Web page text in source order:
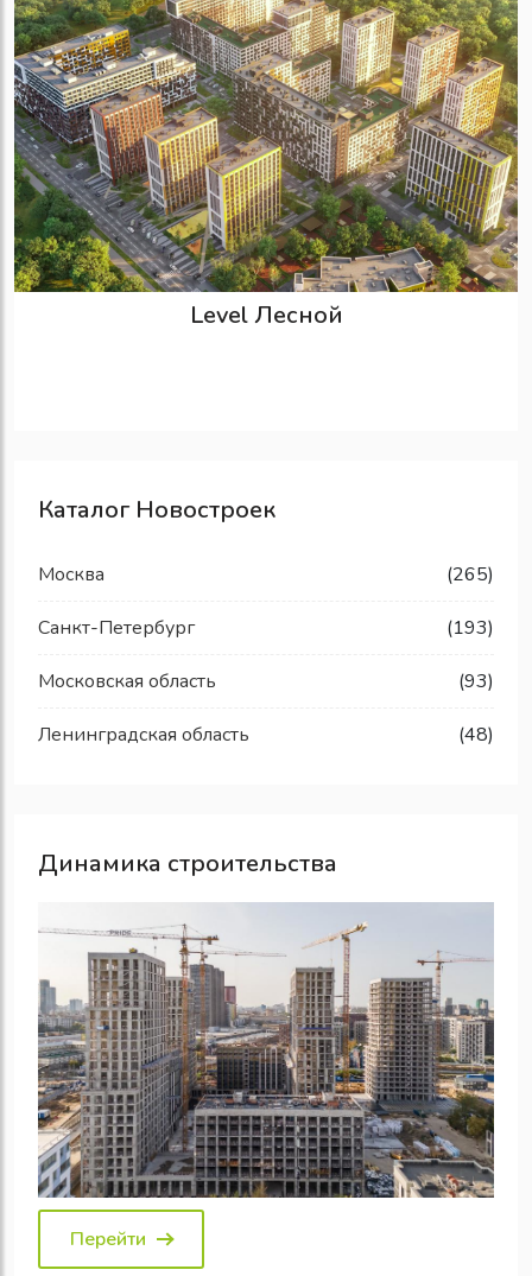
Level Лесной
Каталог Новостроек
Москва (265)
Санкт-Петербург (193)
Московская область (93)
Ленинградская область (48)
Динамика строительства
Перейти